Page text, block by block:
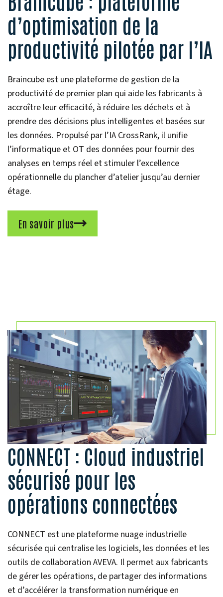
d’optimisation de la
productivité pilotée par l’IA
Braincube est une plateforme de gestion de la
productivité de premier plan qui aide les fabricants à
accroître leur efficacité, à réduire les déchets et à
prendre des décisions plus intelligentes et basées sur
les données. Propulsé par l’IA CrossRank, il unifie
l’informatique et OT des données pour fournir des
analyses en temps réel et stimuler l’excellence
opérationnelle du plancher d’atelier jusqu’au dernier
étage.
En savoir plus
CONNECT : Cloud industriel
sécurisé pour les
opérations connectées
CONNECT est une plateforme nuage industrielle
sécurisée qui centralise les logiciels, les données et les
outils de collaboration AVEVA. Il permet aux fabricants
de gérer les opérations, de partager des informations
et d’accélérer la transformation numérique en